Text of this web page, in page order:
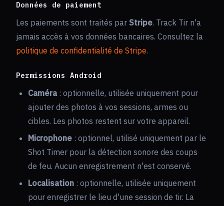
Données de paiement
Les paiements sont traités par Stripe. Track Tir n'a
jamais accès à vos données bancaires. Consultez la
politique de confidentialité de Stripe.
Permissions Android
Caméra: optionnelle, utilisée uniquement pour
ajouter des photos à vos sessions, armes ou
cibles. Les photos restent sur votre appareil.
Microphone : optionnel, utilisé uniquement par le
Shot Timer pour la détection sonore des coups
de feu. Aucun enregistrement n'est conservé.
Localisation : optionnelle, utilisée uniquement
pour enregistrer le lieu d'une session de tir. La